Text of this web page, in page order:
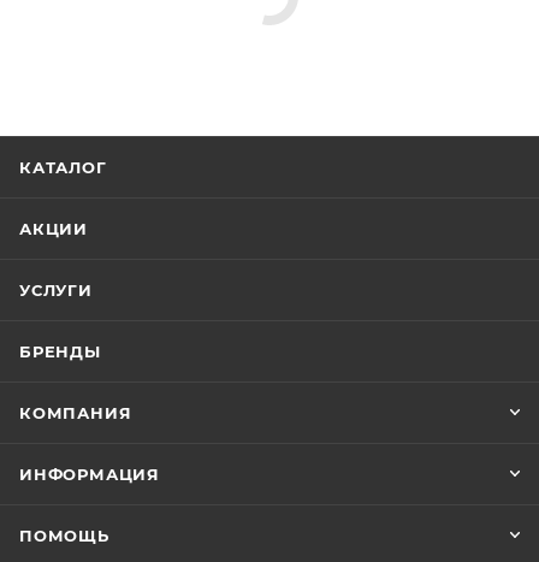
КАТАЛОГ
АКЦИИ
УСЛУГИ
БРЕНДЫ
КОМПАНИЯ
ИНФОРМАЦИЯ
ПОМОЩЬ